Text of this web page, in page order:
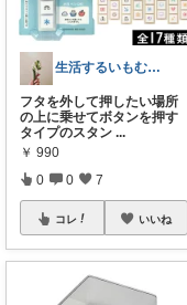
生活するいもむし / zawa
フタを外して押したい場所
の上に乗せてボタンを押す
タイプのスタン ...
￥ 990
0 0 7
コレ いいね